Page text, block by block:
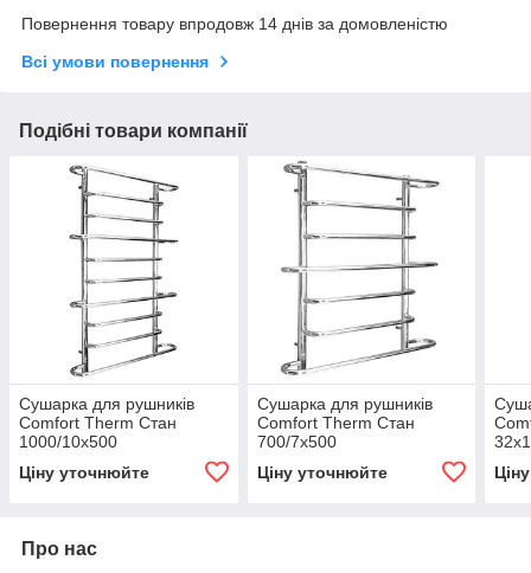
Повернення товару впродовж 14 днів за домовленістю
Всі умови повернення
Подібні товари компанії
Сушарка для рушників
Comfort Therm Стан
1000/10х500
Ціну уточнюйте
Сушарка для рушників
Comfort Therm Стан
700/7х500
Ціну уточнюйте
Про нас